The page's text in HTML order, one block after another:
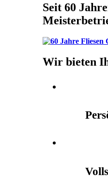
Seit 60
Wir bieten